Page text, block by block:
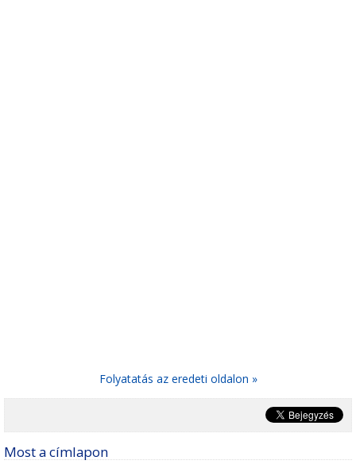
Folyatatás az eredeti oldalon »
Most a címlapon